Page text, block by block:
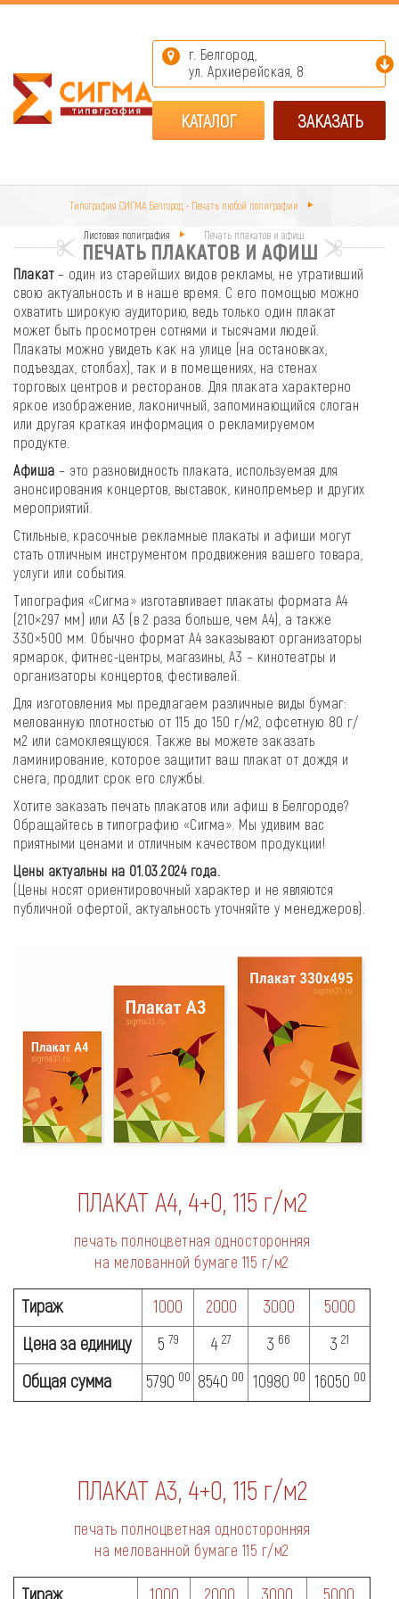
г. Белгород,
ул. Архиерейская, 8
КАТАЛОГ ЗАКАЗАТЬ
Типография СИГМА Белгород • Печать любой полиграфии
Листовая полиграфия Печать плакатов и афиш
ПЕЧАТЬ ПЛАКАТОВ И АФИШ
Плакат– один из старейших видов рекламы, не утративший
свою актуальность и в наше время. С его помощью можно
охватить широкую аудиторию, ведь только один плакат
может быть просмотрен сотнями и тысячами людей.
Плакаты можно увидеть как на улице (на остановках,
подъездах, столбах), так и в помещениях, на стенах
торговых центров и ресторанов. Для плаката характерно
яркое изображение, лаконичный, запоминающийся слоган
или другая краткая информация о рекламируемом
продукте.
Афиша – это разновидность плаката, используемая для
анонсирования концертов, выставок, кинопремьер и других
мероприятий.
Стильные, красочные рекламные плакаты и афиши могут
стать отличным инструментом продвижения вашего товара,
услуги или события.
Типография «Сигма» изготавливает плакаты формата А4
(210×297 мм) или А3 (в 2 раза больше, чем А4), а также
330×500 мм. Обычно формат А4 заказывают организаторы
ярмарок, фитнес-центры, магазины, А3 – кинотеатры и
организаторы концертов, фестивалей.
Для изготовления мы предлагаем различные виды бумаг:
мелованную плотностью от 115 до 150 г/м2, офсетную 80 г/
м2 или самоклеящуюся. Также вы можете заказать
ламинирование, которое защитит ваш плакат от дождя и
снега, продлит срок его службы.
Хотите заказать печать плакатов или афиш в Белгороде?
Обращайтесь в типографию «Сигма». Мы удивим вас
приятными ценами и отличным качеством продукции!
Цены актуальны на 01.03.2024 года.
(Цены носят ориентировочный характер и не являются
публичной офертой, актуальность уточняйте у менеджеров).
ПЛАКАТ А4, 4+0, 115 г/м2
печать полноцветная односторонняя
на мелованной бумаге 115 г/м2
Тираж 1000 2000 3000
5000
Цена за единицу
5 79 4 27 3 66 3 21
Общая сумма 5790 00 8540 00 10980 00 16050 00
ПЛАКАТ А3, 4+0, 115 г/м2
печать полноцветная односторонняя
на мелованной бумаге 115 г/м2
Тираж 1000 2000 3000 5000